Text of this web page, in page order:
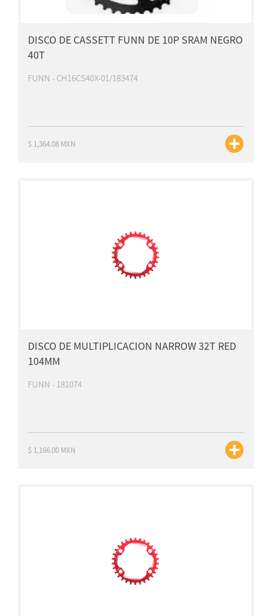
DISCO DE CASSETT FUNN DE 10P SRAM NEGRO
40T
FUNN - CH16CS40X-01/183474
$ 1,364.08 MXN
DISCO DE MULTIPLICACION NARROW 32T RED
104MM
FUNN - 181074
$ 1,166.00 MXN